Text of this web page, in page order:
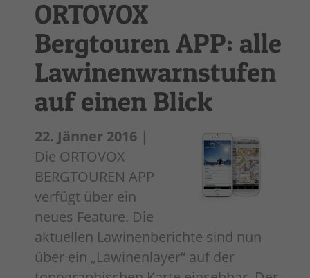
ORTOVOX
Bergtouren APP: alle
Lawinenwarnstufen
auf einen Blick
22. Jänner 2016 |
Die ORTOVOX
BERGTOUREN APP
verfügt über ein
neues Feature. Die
aktuellen Lawinenberichte sind nun
über ein „Lawinenlayer“ auf der